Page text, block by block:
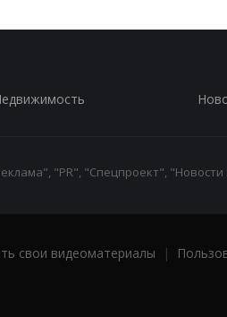
"PR", "Спецпроект",
свои видеоматериалы |